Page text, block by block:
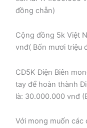
đồng chẵn)
Cộng đồng 5k Việt
vnđ( Bốn mươi triệu
CĐ5K Điện Biên
tay để hoàn thành
là: 30.000.000 vnđ
Với mong muốn các